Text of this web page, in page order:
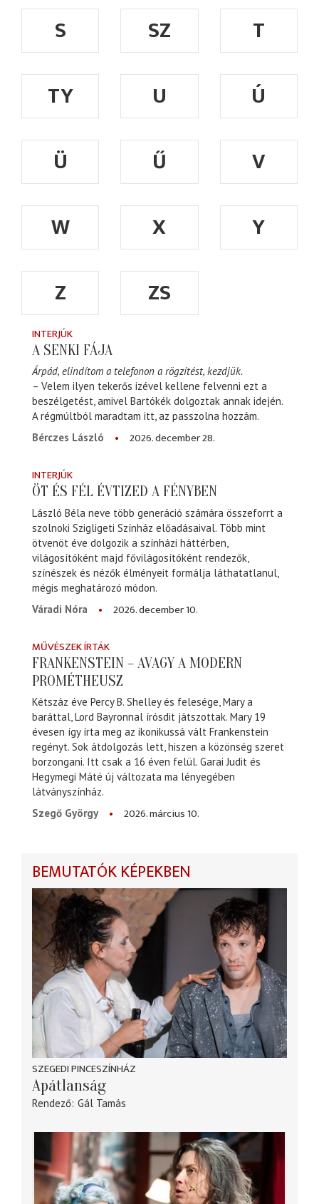
S SZ
T
TY
U
Ú
Ü
Ű
V
W
X
Y
Z
ZS
INTERJÚK
A SENKI FÁJA
Árpád, elindítom a telefonon a rögzítést, kezdjük.
– Velem ilyen tekerős izével kellene felvenni ezt a
beszélgetést, amivel Bartókék dolgoztak annak idején.
A régmúltból maradtam itt, az passzolna hozzám.
Bérczes László
2026. december 28.
INTERJÚK
ÖT ÉS FÉL ÉVTIZED A FÉNYBEN
László Béla neve több generáció számára összeforrt a
szolnoki Szigligeti Színház előadásaival. Több mint
ötvenöt éve dolgozik a színházi háttérben,
világosítóként majd fővilágosítóként rendezők,
színészek és nézők élményeit formálja láthatatlanul,
mégis meghatározó módon.
Váradi Nóra
2026. december 10.
MŰVÉSZEK ÍRTÁK
FRANKENSTEIN – AVAGY A MODERN
PROMÉTHEUSZ
Kétszáz éve Percy B. Shelley és felesége, Mary a
baráttal, Lord Bayronnal írósdit játszottak. Mary 19
évesen így írta meg az ikonikussá vált Frankenstein
regényt. Sok átdolgozás lett, hiszen a közönség szeret
borzongani. Itt csak a 16 éven felül. Garai Judit és
Hegymegi Máté új változata ma lényegében
látványszínház.
Szegő György
2026. március 10.
BEMUTATÓK KÉPEKBEN
SZEGEDI PINCESZÍNHÁZ
Apátlanság
Rendező Gál Tamás